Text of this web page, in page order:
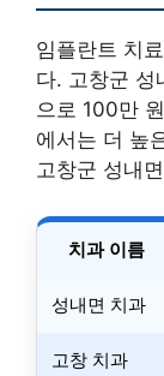
임플란트 치
다. 고창군 성
으로 100만
에서는 더 높
고창군 성내
치과 이름
성내면 치과
고창 치과